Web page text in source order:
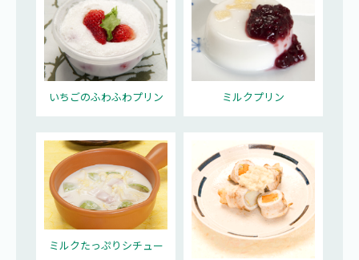
いちごのふわふわプリン ミルクプリン
ミルクたっぷりシチュー